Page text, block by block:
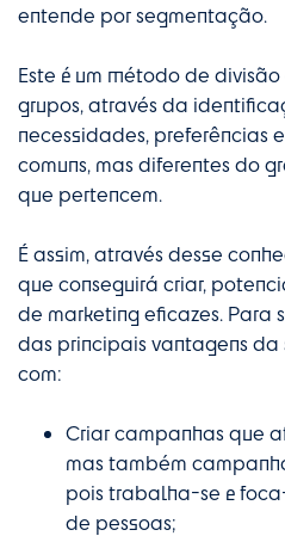
entende por segmentação.
Este é um método de
grupos, através da
necessidades, preferências
comuns, mas diferentes do
que pertencem.
É assim, através desse
que conseguirá criar,
de marketing eficazes. Para
das principais vantagens
com:
Criar campanhas que
mas também
pois trabalha-se e
de pessoas;